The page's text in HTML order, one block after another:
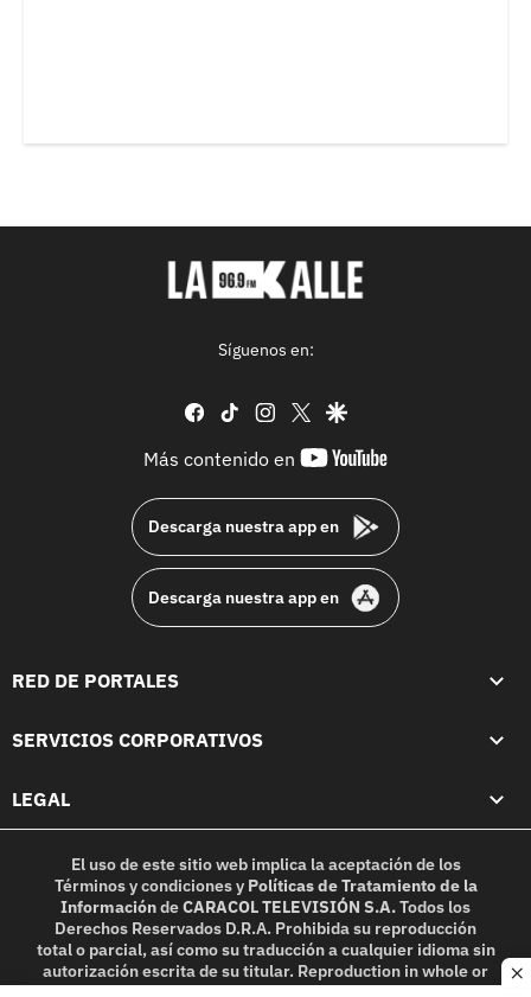
Síguenos en:
facebook
tiktok instagram
twittergoogle
Más contenido en
youtube-
Descarga nuestra app en
Descarga nuestra app en
RED DE PORTALES
SERVICIOS CORPORATIVOS
LEGAL
El uso de este sitio web implica la aceptación de los
Términos y condicionesy Políticas de Tratamiento de la
InformacióndeCARACOL TELEVISIÓN S.A.Todos los
Derechos Reservados D.R.A. Prohibida su reproducción
total o parcial, así como su traducción a cualquier idioma sin
autorización escrita de su titular. Reproduction in whole or